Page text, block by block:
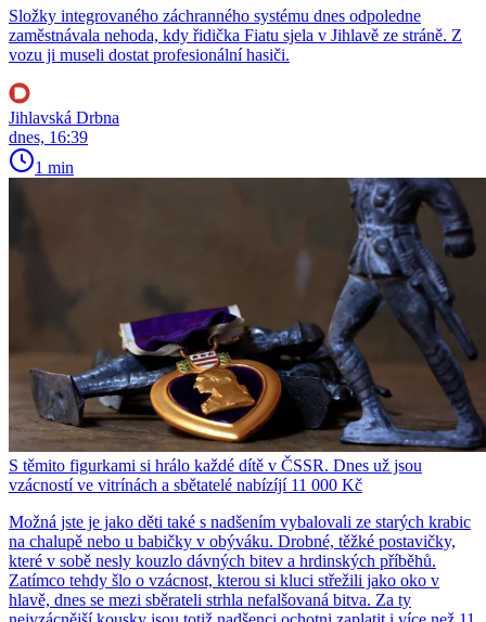
Složky integrovaného záchranného systému dnes odpoledne
zaměstnávala nehoda, kdy řidička Fiatu sjela v Jihlavě ze stráně. Z
vozu ji museli dostat profesionální hasiči.
Jihlavská Drbna
dnes, 16:39
1 min
S těmito figurkami si hrálo každé dítě v ČSSR. Dnes už jsou
vzácností ve vitrínách a sbětatelé nabízíjí 11 000 Kč
Možná jste je jako děti také s nadšením vybalovali ze starých krabic
na chalupě nebo u babičky v obýváku. Drobné, těžké postavičky,
které v sobě nesly kouzlo dávných bitev a hrdinských příběhů.
Zatímco tehdy šlo o vzácnost, kterou si kluci střežili jako oko v
hlavě, dnes se mezi sběrateli strhla nefalšovaná bitva. Za ty